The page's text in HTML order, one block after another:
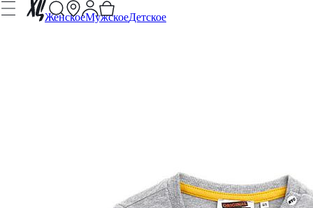
ЖенскоеМужскоеДетское